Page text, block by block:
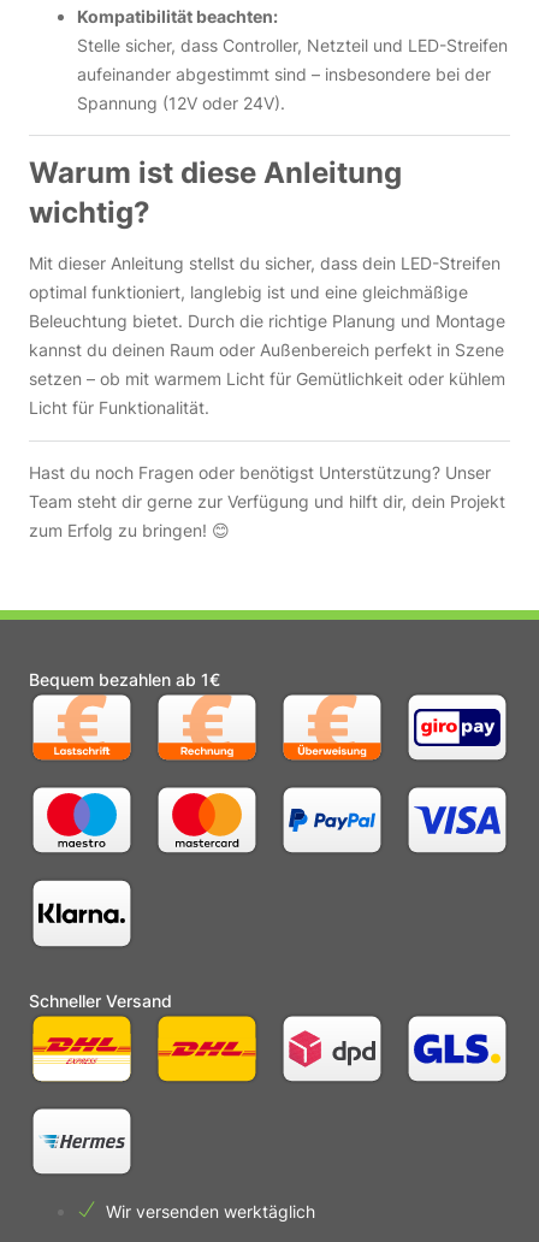
Kompatibilität beachten:
Stelle sicher, dass Controller, Netzteil und LED-Streifen
aufeinander abgestimmt sind – insbesondere bei der
Spannung (12V oder 24V).
Warum ist diese Anleitung
wichtig?
Mit dieser Anleitung stellst du sicher, dass dein LED-Streifen
optimal funktioniert, langlebig ist und eine gleichmäßige
Beleuchtung bietet. Durch die richtige Planung und Montage
kannst du deinen Raum oder Außenbereich perfekt in Szene
setzen – ob mit warmem Licht für Gemütlichkeit oder kühlem
Licht für Funktionalität.
Hast du noch Fragen oder benötigst Unterstützung? Unser
Team steht dir gerne zur Verfügung und hilft dir, dein Projekt
zum Erfolg zu bringen! 😊
Bequem bezahlen ab 1€
Schneller Versand
Wir versenden werktäglich